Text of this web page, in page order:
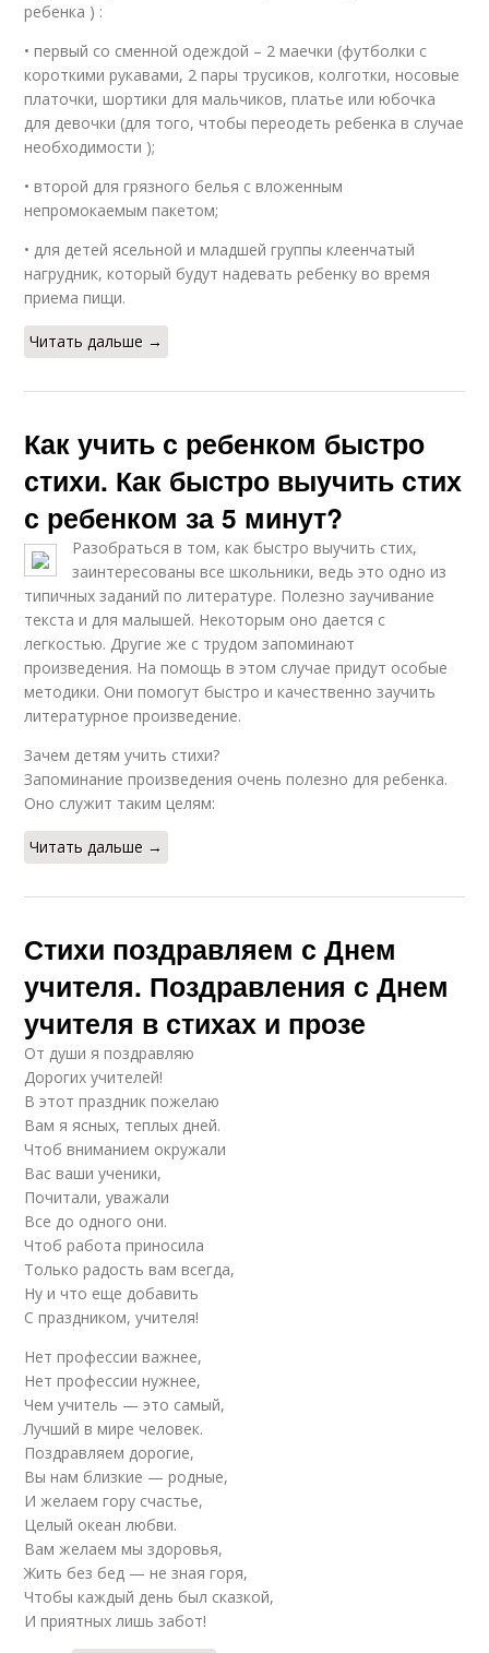
ребенка ) :
• первый со сменной одеждой – 2 маечки (футболки с
короткими рукавами, 2 пары трусиков, колготки, носовые
платочки, шортики для мальчиков, платье или юбочка
для девочки (для того, чтобы переодеть ребенка в случае
необходимости );
• второй для грязного белья с вложенным
непромокаемым пакетом;
• для детей ясельной и младшей группы клеенчатый
нагрудник, который будут надевать ребенку во время
приема пищи.
Читать дальше →
Как учить с ребенком быстро
стихи. Как быстро выучить стих
с ребенком за 5 минут?
Разобраться в том, как быстро выучить стих,
заинтересованы все школьники, ведь это одно из
типичных заданий по литературе. Полезно заучивание
текста и для малышей. Некоторым оно дается с
легкостью. Другие же с трудом запоминают
произведения. На помощь в этом случае придут особые
методики. Они помогут быстро и качественно заучить
литературное произведение.
Зачем детям учить стихи?
Запоминание произведения очень полезно для ребенка.
Оно служит таким целям:
Читать дальше →
Стихи поздравляем с Днем
учителя. Поздравления с Днем
учителя в стихах и прозе
От души я поздравляю
Дорогих учителей!
В этот праздник пожелаю
Вам я ясных, теплых дней.
Чтоб вниманием окружали
Вас ваши ученики,
Почитали, уважали
Все до одного они.
Чтоб работа приносила
Только радость вам всегда,
Ну и что еще добавить
С праздником, учителя!
Нет профессии важнее,
Нет профессии нужнее,
Чем учитель — это самый,
Лучший в мире человек.
Поздравляем дорогие,
Вы нам близкие — родные,
И желаем гору счастье,
Целый океан любви.
Вам желаем мы здоровья,
Жить без бед — не зная горя,
Чтобы каждый день был сказкой,
И приятных лишь забот!